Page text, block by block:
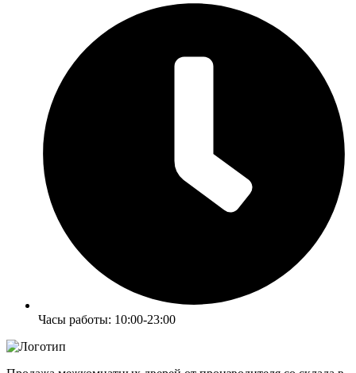
Часы работы: 10:00-23:00